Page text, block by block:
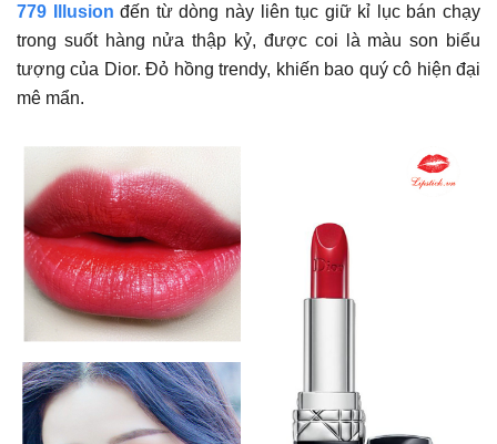
779 Illusionđến từ dòng này liên tục giữ kỉ lục bán chạy
trong suốt hàng nửa thập kỷ, được coi là màu son biểu
tượng của Dior. Đỏ hồng trendy, khiến bao quý cô hiện đại
mê mẩn.